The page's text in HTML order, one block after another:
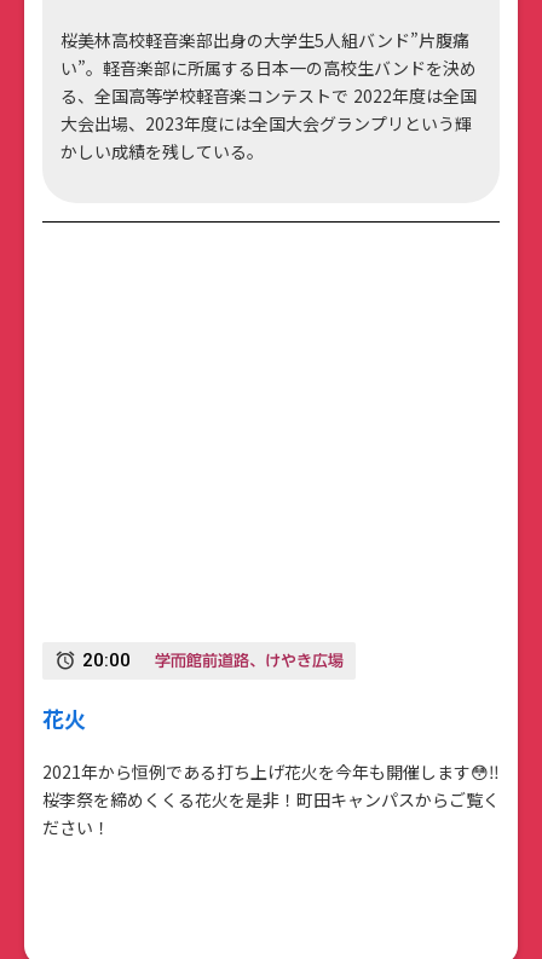
桜美林高校軽音楽部出身の大学生5人組バンド”片腹痛
い”。軽音楽部に所属する日本一の高校生バンドを決め
る、全国高等学校軽音楽コンテストで 2022年度は全国
大会出場、2023年度には全国大会グランプリという輝
かしい成績を残している。
alarm 20:00
学而館前道路、けやき広場
花火
2021年から恒例である打ち上げ花火を今年も開催します😳‼️
桜李祭を締めくくる花火を是非！町田キャンパスからご覧く
ださい！